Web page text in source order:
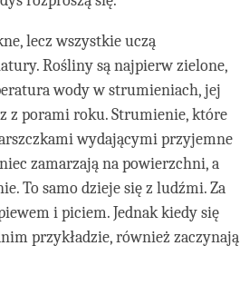
lecz wszystkie uczą
Rośliny są najpierw zielone,
wody w strumieniach, jej
z porami roku. Strumienie, które
wydającymi przyjemne
zamarzają na powierzchni, a
To samo dzieje się z ludźmi. Za
i piciem. Jednak kiedy się
przykładzie, również zaczynają